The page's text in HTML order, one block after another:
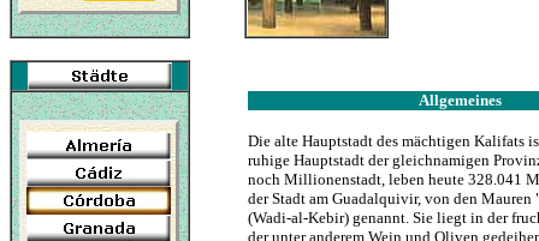
Allgemeines
Die alte Hauptstadt des mächtigen Kalifats
ruhige Hauptstadt der gleichnamigen
noch Millionenstadt, leben heute 328.041
der Stadt am Guadalquivir, von den Mauren
(Wadi-al-Kebir) genannt. Sie liegt in der
der unter anderem Wein und Oliven